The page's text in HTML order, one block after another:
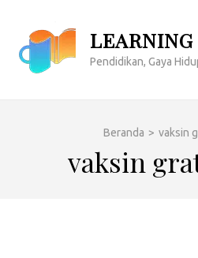
konten
(Tekan
LEARNING
Pendidikan, Gaya
Beranda > vaksin
vaksin